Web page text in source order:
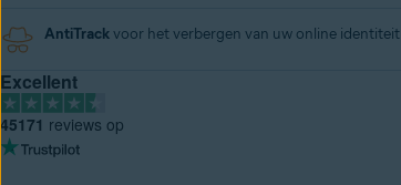
AntiTrackvoor het verbergen van uw online identiteit
Excellent
45171 reviews op